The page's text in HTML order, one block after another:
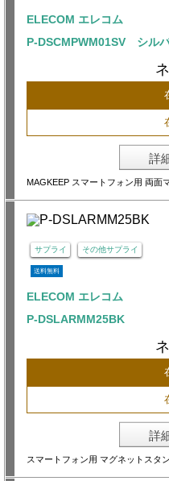
ELECOM エレコム
P-DSCMPWM01SV シル
詳
MAGKEEP スマートフォン用 両面
サプライ その他サプライ
送料無料
ELECOM エレコム
P-DSLARMM25BK
詳
スマートフォン用 マグネットスタ